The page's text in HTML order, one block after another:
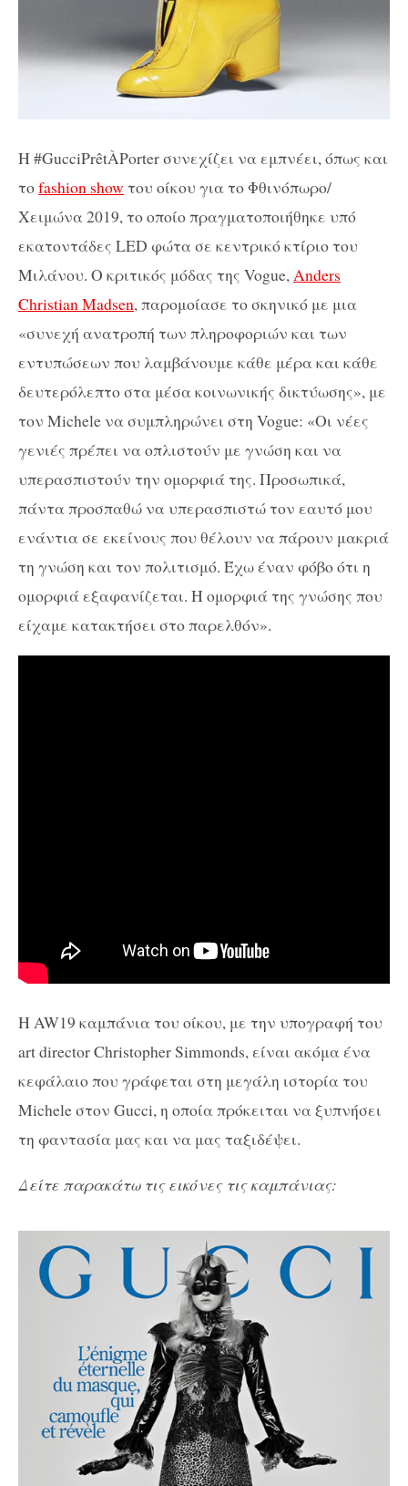
Η #GucciPrêtÀPorter συνεχίζει να εμπνέει, όπως και
τοfashion show του οίκου για το Φθινόπωρο/
Χειμώνα 2019, το οποίο πραγματοποιήθηκε υπό
εκατοντάδες LED φώτα σε κεντρικό κτίριο του
Μιλάνου. Ο κριτικός μόδας της Vogue,Anders
Christian Madsen, παρομοίασε το σκηνικό με μια
«συνεχή ανατροπή των πληροφοριών και των
εντυπώσεων που λαμβάνουμε κάθε μέρα και κάθε
δευτερόλεπτο στα μέσα κοινωνικής δικτύωσης», με
τον Michele να συμπληρώνει στη Vogue: «Οι νέες
γενιές πρέπει να οπλιστούν με γνώση και να
υπερασπιστούν την ομορφιά της. Προσωπικά,
πάντα προσπαθώ να υπερασπιστώ τον εαυτό μου
ενάντια σε εκείνους που θέλουν να πάρουν μακριά
τη γνώση και τον πολιτισμό. Έχω έναν φόβο ότι η
ομορφιά εξαφανίζεται. Η ομορφιά της γνώσης που
είχαμε κατακτήσει στο παρελθόν».
Η AW19 καμπάνια του οίκου, με την υπογραφή του
art director Christopher Simmonds, είναι ακόμα ένα
κεφάλαιο που γράφεται στη μεγάλη ιστορία του
Michele στον Gucci, η οποία πρόκειται να ξυπνήσει
τη φαντασία μας και να μας ταξιδέψει.
Δείτε παρακάτω τις εικόνες τις καμπάνιας: